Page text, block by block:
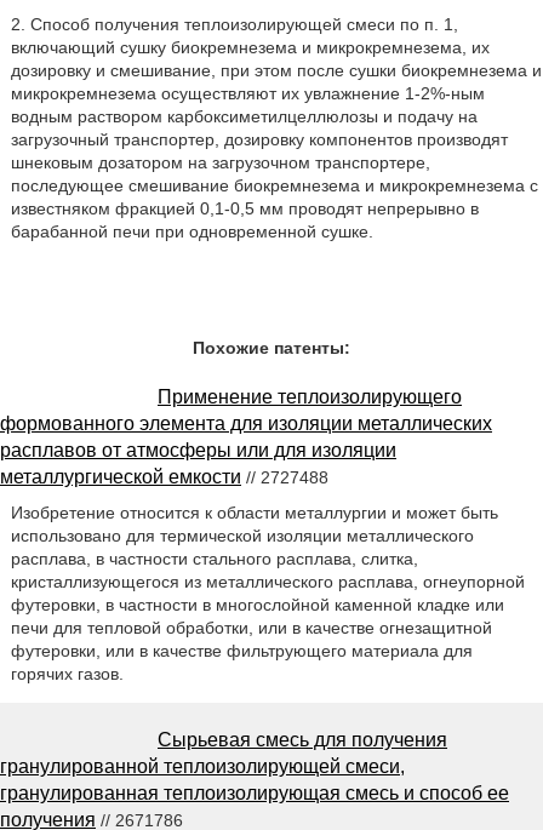
2. Способ получения теплоизолирующей смеси по п. 1,
включающий сушку биокремнезема и микрокремнезема, их
дозировку и смешивание, при этом после сушки биокремнезема и
микрокремнезема осуществляют их увлажнение 1-2%-ным
водным раствором карбоксиметилцеллюлозы и подачу на
загрузочный транспортер, дозировку компонентов производят
шнековым дозатором на загрузочном транспортере,
последующее смешивание биокремнезема и микрокремнезема с
известняком фракцией 0,1-0,5 мм проводят непрерывно в
барабанной печи при одновременной сушке.
Похожие патенты:
Применение теплоизолирующего
формованного элемента для изоляции металлических
расплавов от атмосферы или для изоляции
металлургической емкости // 2727488
Изобретение относится к области металлургии и может быть
использовано для термической изоляции металлического
расплава, в частности стального расплава, слитка,
кристаллизующегося из металлического расплава, огнеупорной
футеровки, в частности в многослойной каменной кладке или
печи для тепловой обработки, или в качестве огнезащитной
футеровки, или в качестве фильтрующего материала для
горячих газов.
Сырьевая смесь для получения
гранулированной теплоизолирующей смеси,
гранулированная теплоизолирующая смесь и способ ее
получения // 2671786